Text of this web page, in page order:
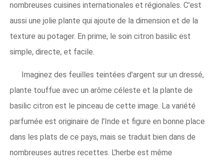
nombreuses cuisines internationales et régionales. C'est
aussi une jolie plante qui ajoute de la dimension et de la
texture au potager. En prime, le soin citron basilic est
simple, directe, et facile.
Imaginez des feuilles teintées d'argent sur un dressé,
plante touffue avec un arôme céleste et la plante de
basilic citron est le pinceau de cette image. La variété
parfumée est originaire de l'Inde et figure en bonne place
dans les plats de ce pays, mais se traduit bien dans de
nombreuses autres recettes. L'herbe est même